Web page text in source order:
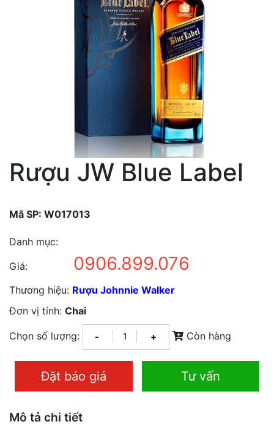
Rượu JW Blue Label
Mã SP: W017013
Danh mục:
Giá:
0906.899.076
Thương hiệu: Rượu Johnnie Walker
Đơn vị tính: Chai
Chọn số lượng: - + Còn hàng
Đặt báo giá Tư vấn
Mô tả chi tiết